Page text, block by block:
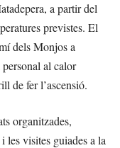
a partir del
previstes. El
dels Monjos a
al calor
de fer l’ascensió.
organitzades,
les visites guiades a la